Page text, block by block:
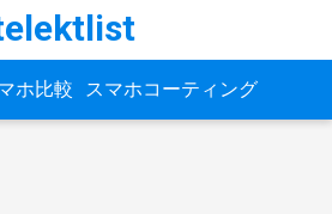
ホ比較 スマホコーティング